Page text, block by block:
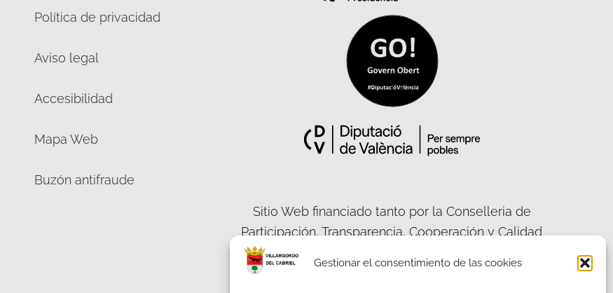
Gestionar el consentimiento de las cookies
Política de privacidad
Aviso legal
Accesibilidad
Mapa Web
Buzón antifraude
Sitio Web financiado tanto por la Conselleria de
Participación, Transparencia, Cooperación y Calidad
Democrática, como por la Diputación Provincial de